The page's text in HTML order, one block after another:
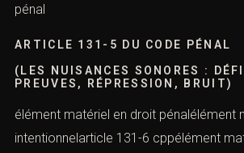
pénal
ARTICLE 131-5 DU CODE PÉNAL
(LES NUISANCES SONORES :
PREUVES, RÉPRESSION, BRUIT)
élément matériel en droit pénalélément
intentionnelarticle 131-6 cppélément